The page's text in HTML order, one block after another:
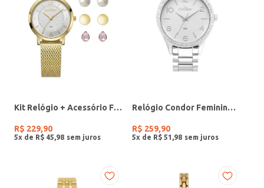
Kit Relógio + Acessório Feminino DOURADO
R$ 229,90
5x de R$ 45 98
Relógio Condor Feminino PRATA
R$ 259,90
5x de R$ 51 98